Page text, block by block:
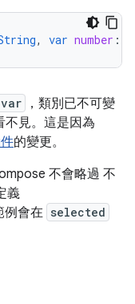
, var number :
var
，類別已不可變
不見。這是因為
的變更。
不會略過 不
義
例會在 selected